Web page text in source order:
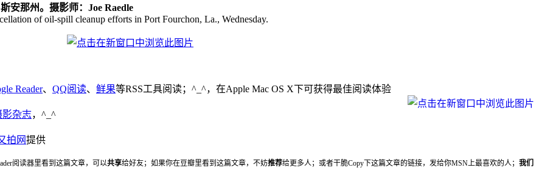
安那州。摄影师：Joe Raedle
of oil-spill cleanup efforts in Port Fourchon, La., Wednesday.
Reader、 QQ阅读、 鲜果等RSS工具阅读；^_^，在Apple Mac OS X下可获得最佳阅读体验
影杂志，^_^
拍网提供
阅读器里看到这篇文章，可以共享给好友；如果你在豆瓣里看到这篇文章，不妨推荐给更多人；或者干脆Copy下这篇文章的链接，发给你MSN上最喜欢的人； 我们